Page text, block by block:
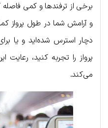
برخی از ترفندها و کمی فاصله
و آرامش شما در طول پرواز
دچار استرس شده‌اید و یا
پرواز را تجربه کنید، رعایت
می‌کند.